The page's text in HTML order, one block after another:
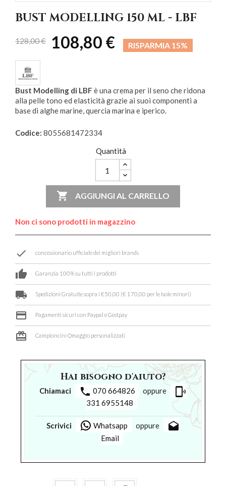
BUST MODELLING 150 ML - LBF
128,00 € 108,80 € RISPARMIA 15%
Bust Modelling di LBF è una crema per il seno che ridona
alla pelle tono ed elasticità grazie ai suoi componenti a
base di alghe marine, quercia marina e iperico.
Codice: 8055681472334
Quantità
 AGGIUNGI AL CARRELLO
Non ci sono prodotti in magazzino
done concessionario ufficiale dei migliori brands
thumb_up Garanzia 100% su tutti i prodotti
local_shipping Spedizioni Gratuite sopra i €50,00 (€ 170,00 per le Isole minori)
credit_card Pagamenti sicuri con Paypal e Gestpay
card_giftcard Campioncini Omaggio personalizzati
Hai bisogno d'aiuto?
Chiamaci phone 070 664826 oppure phonelink_ring
331 6955148
Scrivici Whatsapp oppure drafts
Email